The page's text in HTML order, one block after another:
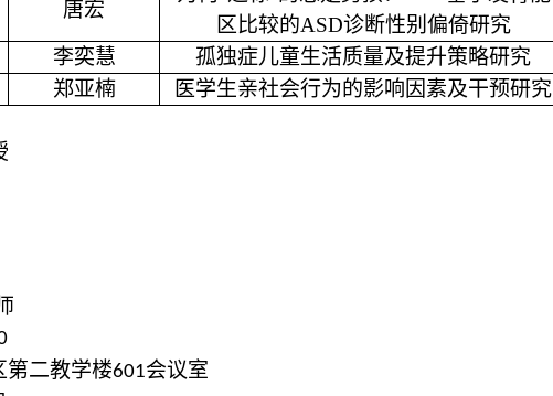
唐宏
区比较的ASD诊断性别偏倚研究
李奕慧
孤独症儿童生活质量及提升策略研究
郑亚楠
医学生亲社会行为的影响因素及干预研究
第二教学楼601会议室